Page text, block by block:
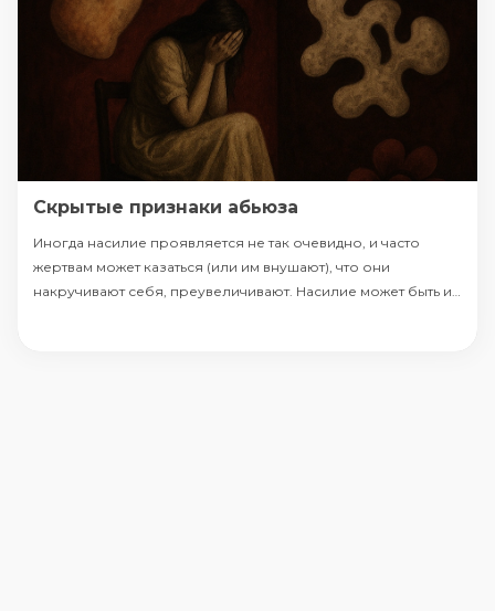
Скрытые признаки абьюза
Иногда насилие проявляется не так очевидно, и часто
жертвам может казаться (или им внушают), что они
накручивают себя, преувеличивают. Насилие может быть и